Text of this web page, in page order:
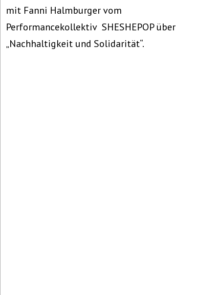
mit Fanni Halmburger vom
Performancekollektiv SHESHEPOP über
„Nachhaltigkeit und Solidarität“.